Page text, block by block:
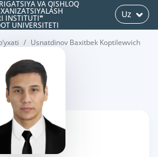
VA QISHLOQ
INSTITUTI❞
UNIVERSITETI
Uz
Usnatdinov Baxitbek Koptilewvich